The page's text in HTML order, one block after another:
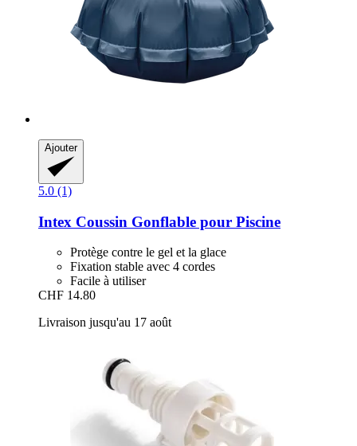
Ajouter
5.0 (1)
Intex Coussin Gonflable pour Piscine
Protège contre le gel et la glace
Fixation stable avec 4 cordes
Facile à utiliser
CHF 14.80
Livraison jusqu'au 17 août